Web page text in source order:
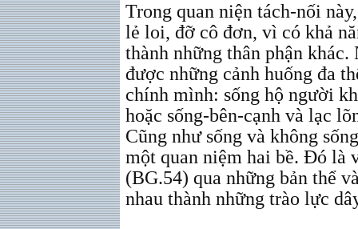
Trong quan niện tách-nối
lẻ loi, đỡ cô đơn, vì có khả
thành những thân phận
được những cảnh huống đa
chính mình: sống hộ người
hoặc sống-bên-cạnh và lạc
Cũng như sống và không
một quan niệm hai bề. Đó là
(BG.54) qua những bản thể
nhau thành những trào lực